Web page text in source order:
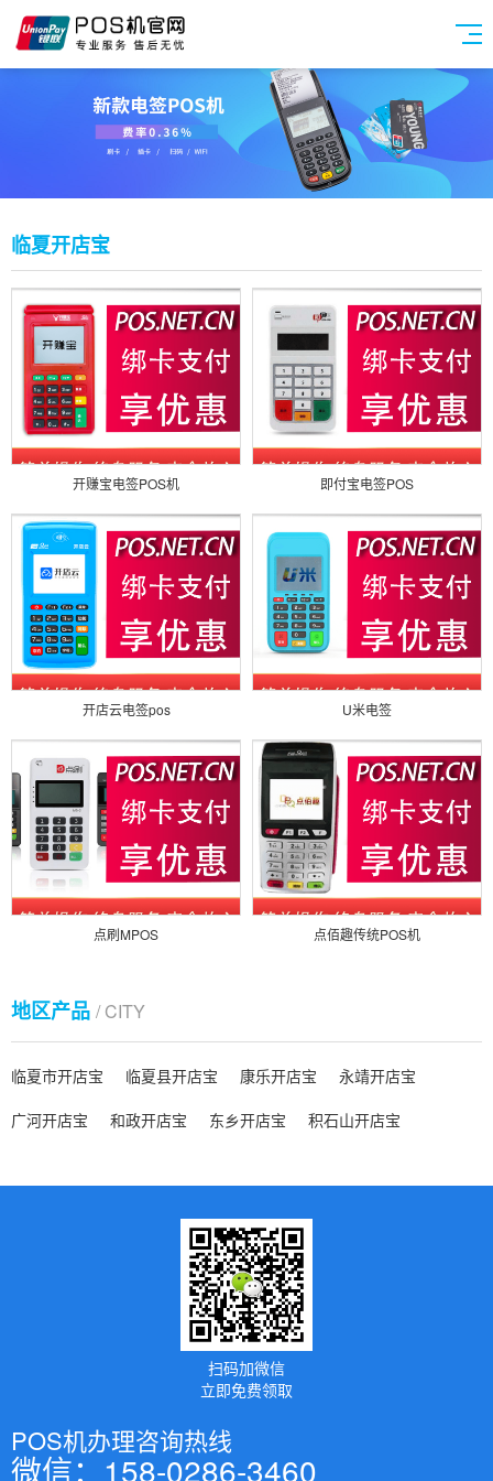
临夏开店宝
开赚宝电签POS机 即付宝电签POS
开店云电签pos U米电签
点刷MPOS 点佰趣传统POS机
地区产品 / CITY
临夏市开店宝 临夏县开店宝 康乐开店宝
永靖开店宝
广河开店宝
和政开店宝 东乡开店宝 积石山开店宝
扫码加微信
立即免费领取
POS机办理咨询热线
微信：158-0286-3460